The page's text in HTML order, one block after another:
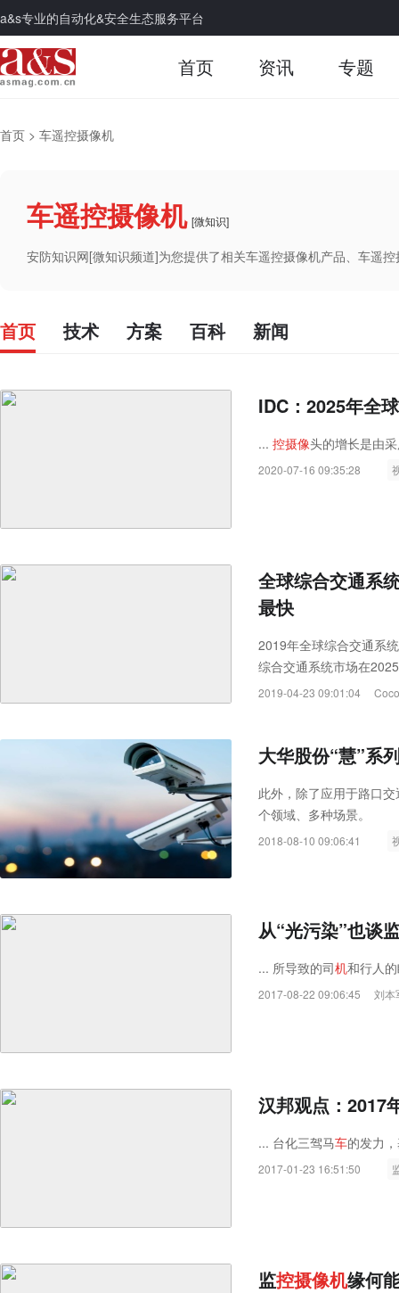
a&s专业的自动化&安全生态服务平台
首页 资讯 专题
首页 > 车遥控摄像机
车遥控摄像机 [微知识]
安防知识网[微知识频道]为您提供了相关车遥控摄像机产品、车遥
首页 技术 方案 百科 新闻
IDC：2025年全
... 控摄像头的增长是由
2020-07-16 09:35:28
全球综合交通系
最快
2019年全球综合交通系
综合交通系统市场在
率为8.7％。
2019-04-23 09:01:04
大华股份“慧”系
此外，除了应用于路口
个领域、多种场景。
2018-08-10 09:06:41
从“光污染”也谈
... 所导致的司机和行人
2017-08-22 09:06:45 刘本
汉邦观点：2017
... 台化三驾马车的发力
2017-01-23 16:51:50
监控摄像机缘何